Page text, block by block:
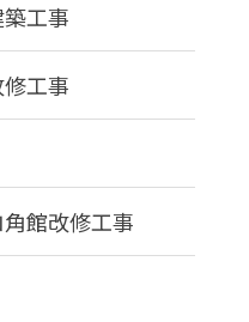
工事
工事
館改修工事